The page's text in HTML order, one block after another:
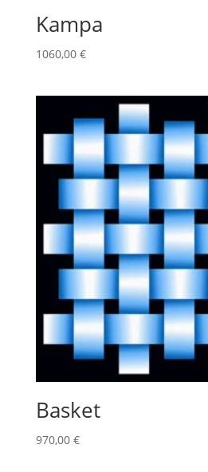
Kampa
1060,00 €
Basket
970,00 €